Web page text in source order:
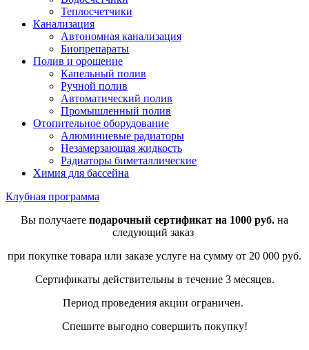
Теплосчетчики
Канализация
Автономная канализация
Биопрепараты
Полив и орошение
Капельный полив
Ручной полив
Автоматический полив
Промышленный полив
Отопительное оборудование
Алюминиевые радиаторы
Незамерзающая жидкость
Радиаторы биметаллические
Химия для бассейна
Клубная программа
Вы получаете подарочный сертификат на 1000 руб. на
следующий заказ
при покупке товара или заказе услуге на сумму от 20 000 руб.
Сертификаты действительны в течение 3 месяцев.
Период проведения акции ограничен.
Спешите выгодно совершить покупку!